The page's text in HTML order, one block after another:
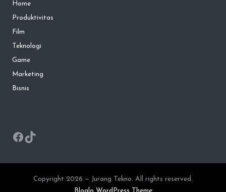
Home
Produktivitas
Film
Teknologi
Game
Marketing
Bisnis
Facebook
TikTok
Copyright 2026 — Jurang Tekno. All rights reserved.